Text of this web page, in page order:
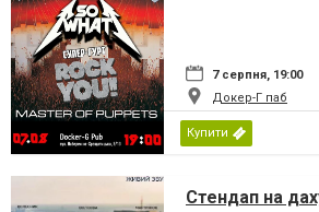
7 серпня, 19:00
Докер-Г паб
Купити
Стендап на